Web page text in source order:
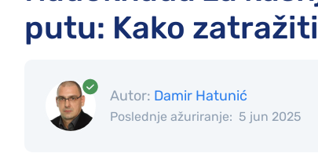
putu: Kako
Autor: Damir Hatunić
Poslednje ažuriranje: 5 jun 2025